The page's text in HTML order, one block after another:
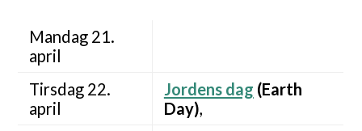
Mandag 21.
april
Tirsdag 22.
april
Jordens dag (Earth
Day),